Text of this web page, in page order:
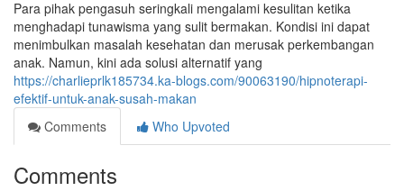
Para pihak pengasuh seringkali mengalami kesulitan ketika
menghadapi tunawisma yang sulit bermakan. Kondisi ini dapat
menimbulkan masalah kesehatan dan merusak perkembangan
anak. Namun, kini ada solusi alternatif yang
https://charlieprlk185734.ka-blogs.com/90063190/hipnoterapi-
efektif-untuk-anak-susah-makan
Comments
Who Upvoted
Comments